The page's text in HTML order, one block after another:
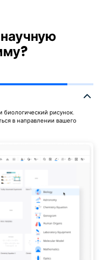
рисунок.
в направлении вашего